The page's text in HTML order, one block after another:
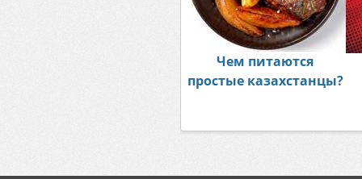
Чем питаются
простые казахстанцы?